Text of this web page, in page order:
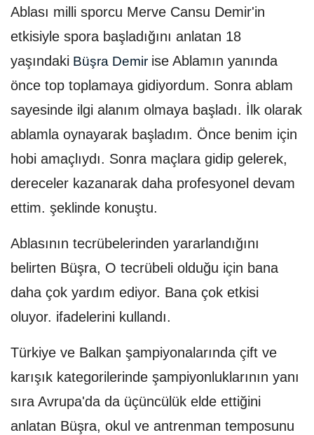
Ablası milli sporcu Merve Cansu Demir'in
etkisiyle spora başladığını anlatan 18
yaşındaki Büşra Demir ise Ablamın yanında
önce top toplamaya gidiyordum. Sonra ablam
sayesinde ilgi alanım olmaya başladı. İlk olarak
ablamla oynayarak başladım. Önce benim için
hobi amaçlıydı. Sonra maçlara gidip gelerek,
dereceler kazanarak daha profesyonel devam
ettim. şeklinde konuştu.
Ablasının tecrübelerinden yararlandığını
belirten Büşra, O tecrübeli olduğu için bana
daha çok yardım ediyor. Bana çok etkisi
oluyor. ifadelerini kullandı.
Türkiye ve Balkan şampiyonalarında çift ve
karışık kategorilerinde şampiyonluklarının yanı
sıra Avrupa'da da üçüncülük elde ettiğini
anlatan Büşra, okul ve antrenman temposunu